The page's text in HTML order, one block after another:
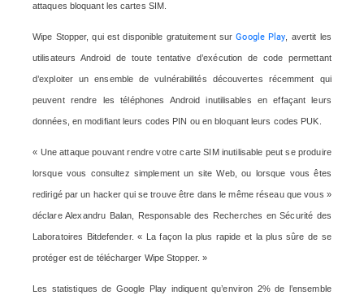
attaques bloquant les cartes SIM.
Wipe Stopper, qui est disponible gratuitement surGoogle Play , avertit les
utilisateurs Android de toute tentative d’exécution de code permettant
d’exploiter un ensemble de vulnérabilités découvertes récemment qui
peuvent rendre les téléphones Android inutilisables en effaçant leurs
données, en modifiant leurs codes PIN ou en bloquant leurs codes PUK.
« Une attaque pouvant rendre votre carte SIM inutilisable peut se produire
lorsque vous consultez simplement un site Web, ou lorsque vous êtes
redirigé par un hacker qui se trouve être dans le même réseau que vous »
déclare Alexandru Balan, Responsable des Recherches en Sécurité des
Laboratoires Bitdefender. « La façon la plus rapide et la plus sûre de se
protéger est de télécharger Wipe Stopper. »
Les statistiques de Google Play indiquent qu’environ 2% de l’ensemble